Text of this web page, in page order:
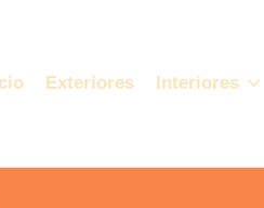
Exteriores Interiores